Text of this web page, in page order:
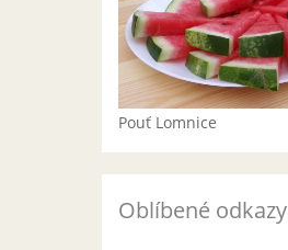
Pouť Lomnice
Oblíbené odkazy